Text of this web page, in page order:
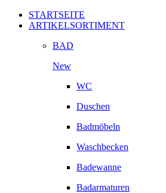
STARTSEITE
ARTIKELSORTIMENT
BAD
New
WC
Duschen
Badmöbeln
Waschbecken
Badewanne
Badarmaturen